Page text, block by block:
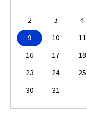
2
3 4
9
10 11
16
17 18
23
24 25
30
31